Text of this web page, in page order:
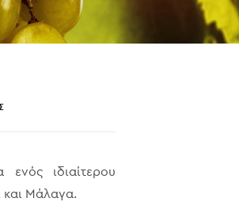
ιδιαίτερου
και Μάλαγα.